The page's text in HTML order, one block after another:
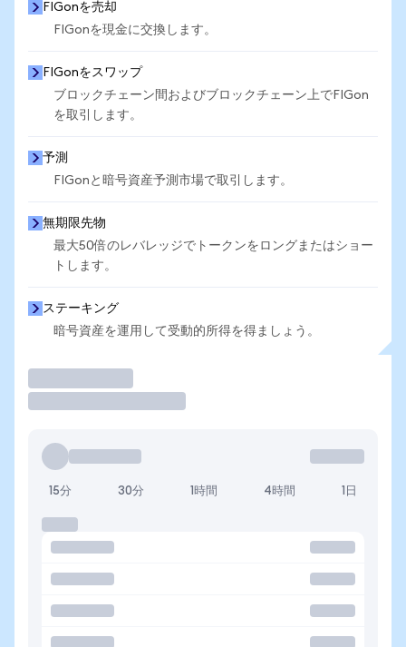
FIGonを売却
FIGonを現金に交換します。
FIGonをスワップ
ブロックチェーン間およびブロックチェーン上でFIGon
を取引します。
予測
FIGonと暗号資産予測市場で取引します。
無期限先物
最大50倍のレバレッジでトークンをロングまたはショー
トします。
ステーキング
暗号資産を運用して受動的所得を得ましょう。
15分 30分 1時間 4時間 1日